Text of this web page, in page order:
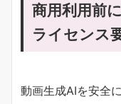
商用利用前
ライセンス
動画生成AIを安全